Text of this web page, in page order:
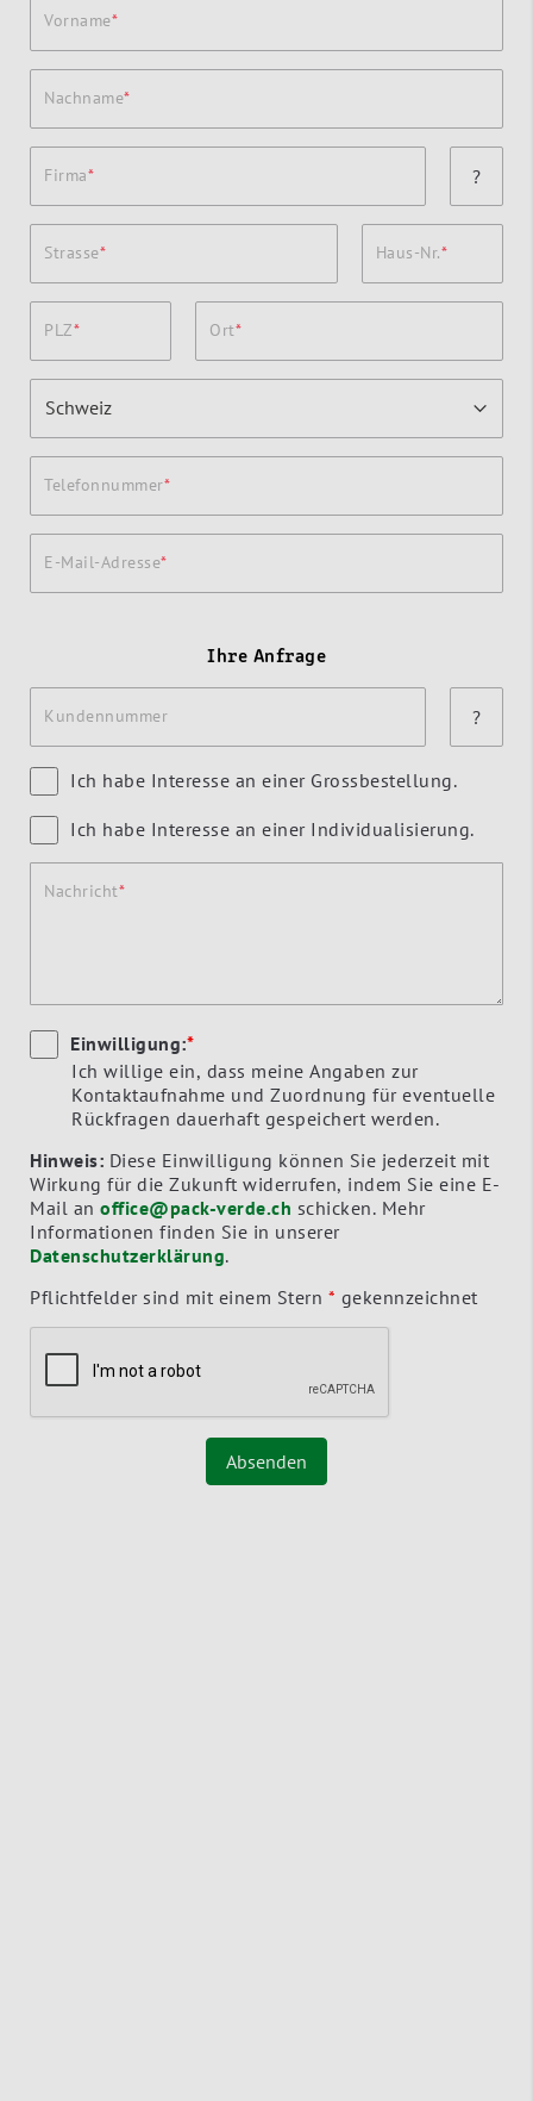
Vorname
Nachname
Firma ?
Strasse Haus-Nr.
PLZ Ort
Telefonnummer
E-Mail-Adresse
Ihre Anfrage
Kundennummer ?
Ich habe Interesse an einer Grossbestellung.
Ich habe Interesse an einer Individualisierung.
Nachricht
Einwilligung:*
Ich willige ein, dass meine Angaben zur
Kontaktaufnahme und Zuordnung für eventuelle
Rückfragen dauerhaft gespeichert werden.
Hinweis: Diese Einwilligung können Sie jederzeit mit
Wirkung für die Zukunft widerrufen, indem Sie eine E-
Mail an office@pack-verde.ch
Informationen finden Sie in unserer
Datenschutzerklärung.
Pflichtfelder sind mit einem Stern * gekennzeichnet
Absenden